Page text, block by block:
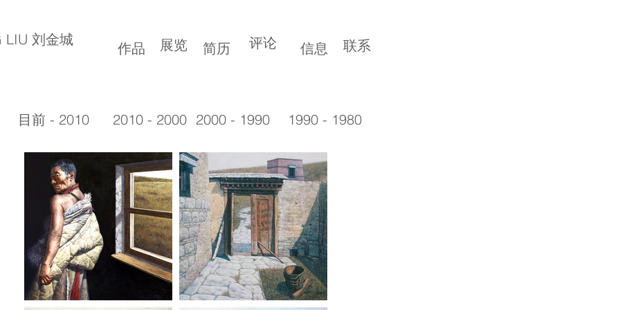
LIU 刘金城
作品 展览 简历 评论 信息 联系
目前 - 2010 2010 - 2000 2000 - 1990 1990 - 1980